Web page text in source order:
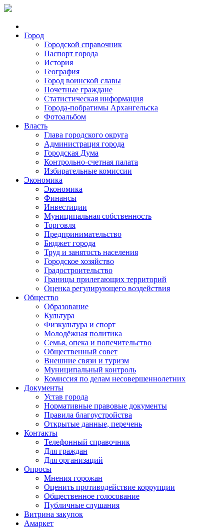
Город
Городской справочник
Паспорт города
История
География
Город воинской славы
Почетные граждане
Статистическая информация
Города-побратимы Архангельска
Фотоальбом
Власть
Глава городского округа
Администрация города
Городская Дума
Контрольно-счетная палата
Избирательные комиссии
Экономика
Экономика
Финансы
Инвестиции
Муниципальная собственность
Торговля
Предпринимательство
Бюджет города
Труд и занятость населения
Городское хозяйство
Градостроительство
Границы прилегающих территорий
Оценка регулирующего воздействия
Общество
Образование
Культура
Физкультура и спорт
Молодёжная политика
Семья, опека и попечительство
Общественный совет
Внешние связи и туризм
Муниципальный контроль
Комиссия по делам несовершеннолетних
Документы
Устав города
Нормативные правовые документы
Правила благоустройства
Открытые данные, перечень
Контакты
Телефонный справочник
Для граждан
Для организаций
Опросы
Мнения горожан
Оценить противодействие коррупции
Общественное голосование
Публичные слушания
Витрина закупок
Амаркет